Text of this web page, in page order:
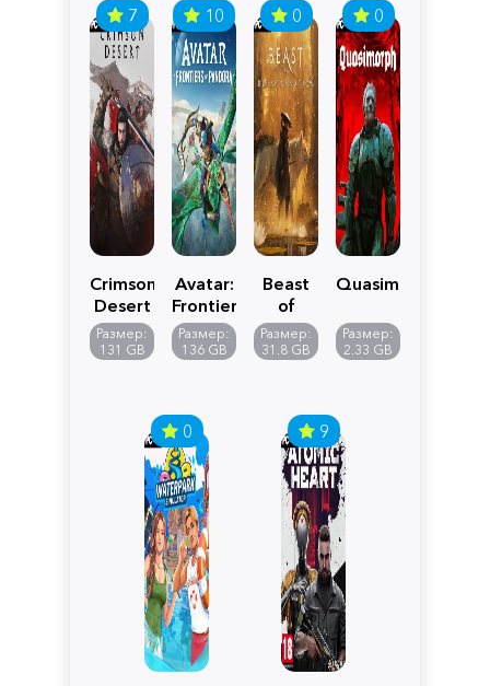
7
Crimson
Desert
Размер:
131 GB
10
Avatar:
Frontiers
of
Pandora
Размер:
136 GB
0
Beast
of
Reincarnation
Размер:
31.8 GB
0
Quasimorph
Размер:
2.33 GB
0 9